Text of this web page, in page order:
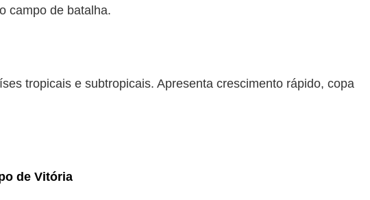
campo de batalha.
tropicais e subtropicais. Apresenta crescimento rápido, copa
de Vitória